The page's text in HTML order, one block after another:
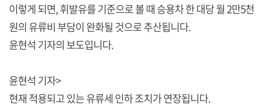
이렇게 되면, 휘발유를 기준으로 볼 때 승용차 한 대당 월 2만5천
원의 유류비 부담이 완화될 것으로 추산됩니다.
윤현석 기자의 보도입니다.
윤현석 기자>
현재 적용되고 있는 유류세 인하 조치가 연장됩니다.